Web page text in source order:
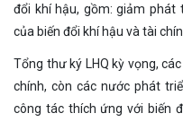
đổi khí hậu, gồm: giảm phát
của biến đổi khí hậu và tài
Tổng thư ký LHQ kỳ vọng,
chính, còn các nước phát
công tác thích ứng với biến